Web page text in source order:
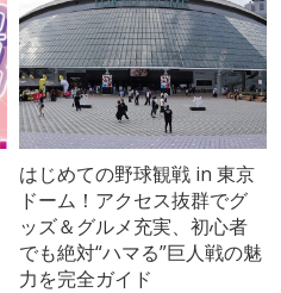
はじめての野球観戦 in 東京
ドーム！アクセス抜群でグ
ッズ＆グルメ充実、初心者
でも絶対“ハマる”巨人戦の魅
力を完全ガイド